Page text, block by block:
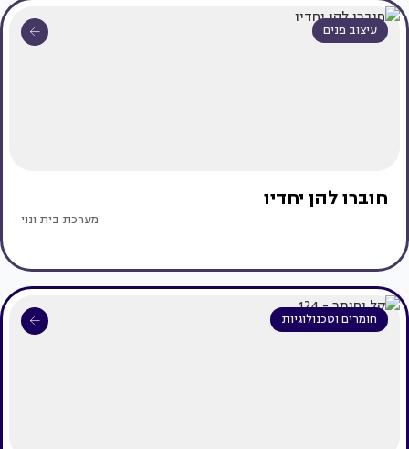
עיצוב פנים
חוברו להן יחדיו
מערכת בית ונוי
חומרים וטכנולוגיות